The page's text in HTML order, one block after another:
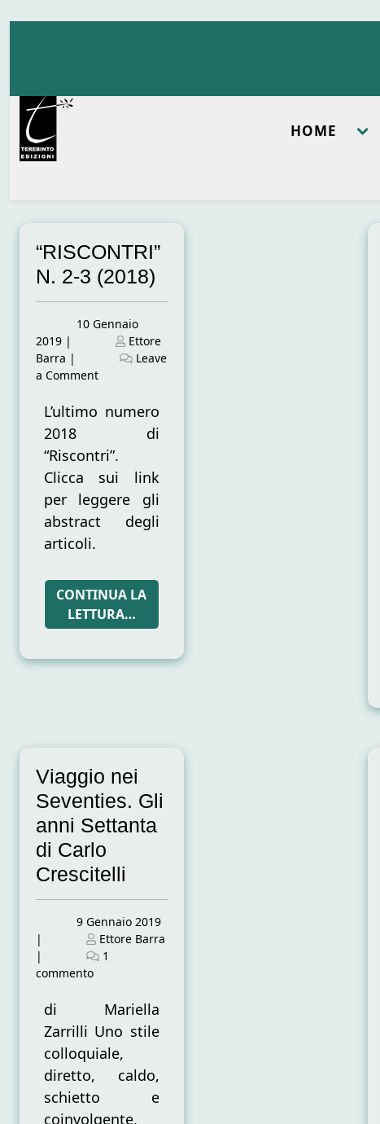
HOME
“RISCONTRI”
N. 2-3 (2018)
Posted
10 Gennaio
2019 |
Posted
on
Ettore
Barra |
Leave
a Commenton
N.
(2018)
L’ultimo numero
2018 di
“Riscontri”.
Clicca sui link
per leggere gli
abstract degli
articoli.
CONTINUA LA
LETTURA…
Viaggio nei
Seventies. Gli
anni Settanta
di Carlo
Crescitelli
Posted
on
9 Gennaio 2019
|
Posted
on
Ettore Barra
|
1
commentosu
nei
Seventies.
Gli
anni
Settanta
di
di Mariella
Zarrilli Uno stile
colloquiale,
diretto, caldo,
schietto e
coinvolgente,